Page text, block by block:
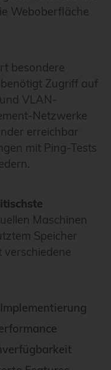
Weboberfläche
besondere
Zugriff auf
VLAN-
Netzwerke
erreichbar
mit Ping-Tests
Maschinen
Speicher